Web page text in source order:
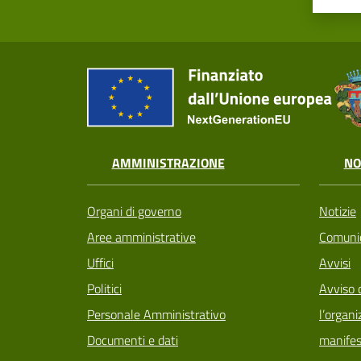
AMMINISTRAZIONE
Organi di governo
Aree amministrative
Uffici
Politici
Personale Amministrativo
Documenti e dati
Notizie
Avvisi
Avviso